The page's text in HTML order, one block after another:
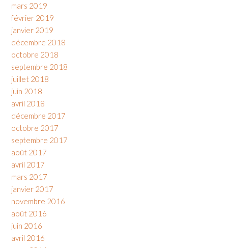
mars 2019
février 2019
janvier 2019
décembre 2018
octobre 2018
septembre 2018
juillet 2018
juin 2018
avril 2018
décembre 2017
octobre 2017
septembre 2017
août 2017
avril 2017
mars 2017
janvier 2017
novembre 2016
août 2016
juin 2016
avril 2016